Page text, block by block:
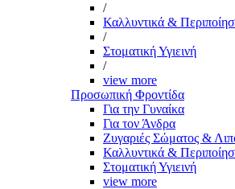
/
Καλλυντικά &
/
Στοματική Υγιεινή
/
view more
Προσωπική Φροντίδα
Για την Γυναίκα
Για τον Άνδρα
Ζυγαριές Σώματος &
Καλλυντικά &
Στοματική Υγιεινή
view more